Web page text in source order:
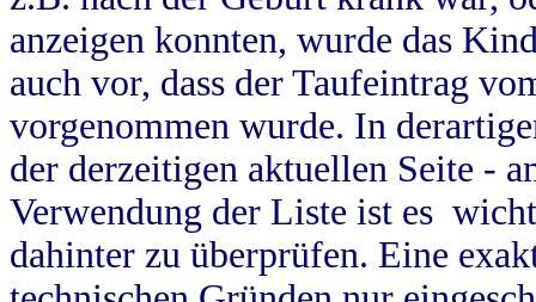
anzeigen konnten, wurde das
auch vor, dass der Taufeintrag
vorgenommen wurde. In
der derzeitigen aktuellen Seite -
Verwendung der Liste ist es
dahinter zu überprüfen. Eine